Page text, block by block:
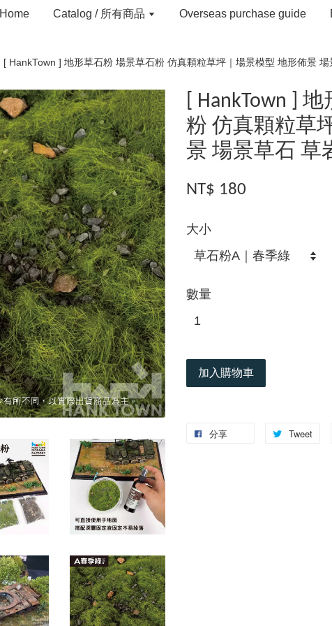
Home Catalog / 所有商品 Overseas purchase guide
[ HankTown ] 地形草石粉 場景草石粉 仿真顆粒草坪｜場景模型 地形佈景
[ HankTown ]
粉 仿真顆粒草
景 場景草石 草
NT$ 180
大小
數量
加入購物車
分享 Tweet